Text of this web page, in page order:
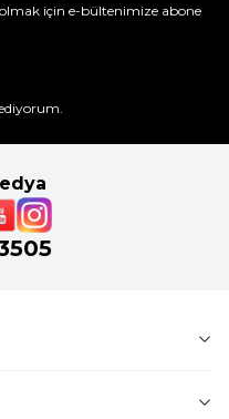
için e-bültenimize abone